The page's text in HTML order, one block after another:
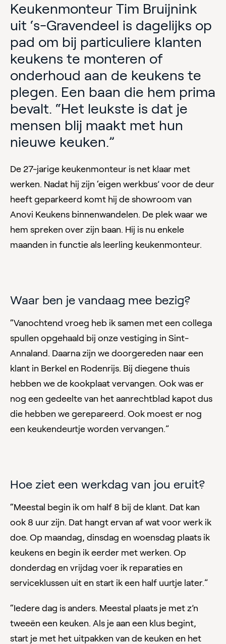
Keukenmonteur Tim Bruijnink
uit ‘s-Gravendeel is dagelijks op
pad om bij particuliere klanten
keukens te monteren of
onderhoud aan de keukens te
plegen. Een baan die hem prima
bevalt. “Het leukste is dat je
mensen blij maakt met hun
nieuwe keuken.”
De 27-jarige keukenmonteur is net klaar met
werken. Nadat hij zijn ‘eigen werkbus’ voor de deur
heeft geparkeerd komt hij de showroom van
Anovi Keukens binnenwandelen. De plek waar we
hem spreken over zijn baan. Hij is nu enkele
maanden in functie als leerling keukenmonteur.
Waar ben je vandaag mee bezig?
“Vanochtend vroeg heb ik samen met een collega
spullen opgehaald bij onze vestiging in Sint-
Annaland. Daarna zijn we doorgereden naar een
klant in Berkel en Rodenrijs. Bij diegene thuis
hebben we de kookplaat vervangen. Ook was er
nog een gedeelte van het aanrechtblad kapot dus
die hebben we gerepareerd. Ook moest er nog
een keukendeurtje worden vervangen.”
Hoe ziet een werkdag van jou eruit?
“Meestal begin ik om half 8 bij de klant. Dat kan
ook 8 uur zijn. Dat hangt ervan af wat voor werk ik
doe. Op maandag, dinsdag en woensdag plaats ik
keukens en begin ik eerder met werken. Op
donderdag en vrijdag voer ik reparaties en
serviceklussen uit en start ik een half uurtje later.”
“Iedere dag is anders. Meestal plaats je met z’n
tweeën een keuken. Als je aan een klus begint,
start je met het uitpakken van de keuken en het